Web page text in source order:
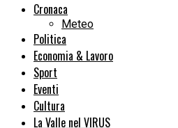
Cronaca
Meteo
Politica
Economia & Lavoro
Sport
Eventi
Cultura
La Valle nel VIRUS